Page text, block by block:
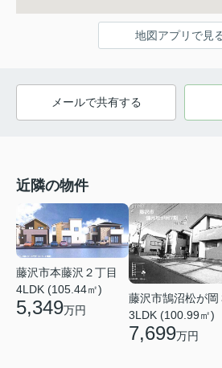
地図アプリで見
メールで共有する
近隣の物件
藤沢市本藤沢２丁目
4LDK (105.44㎡)
5,349万円
藤沢市鵠沼松が岡
3LDK (100.99㎡)
7,699万円